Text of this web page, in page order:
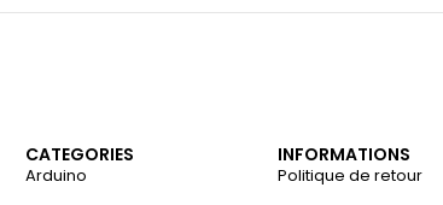
CATEGORIES
Arduino
INFORMATIONS
Politique de retour